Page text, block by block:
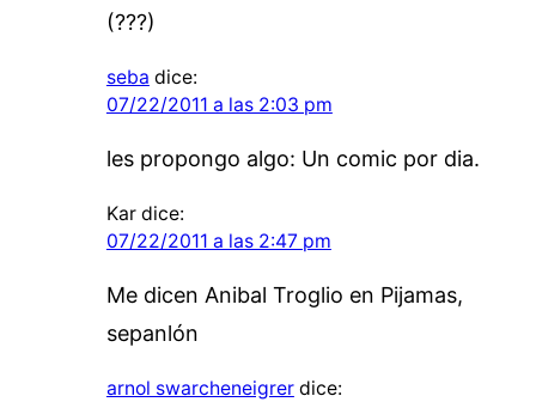
(???)
seba dice:
07/22/2011 a las 2:03 pm
les propongo algo: Un comic por dia.
Kar dice:
07/22/2011 a las 2:47 pm
Me dicen Anibal Troglio en Pijamas,
sepanlón
arnol swarcheneigrer dice: